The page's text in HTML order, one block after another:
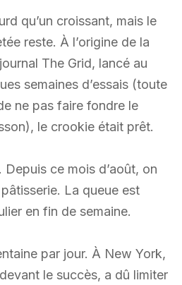
qu’un croissant, mais le
reste. À l’origine de la
The Grid, lancé au
semaines d’essais (toute
ne pas faire fondre le
le crookie était prêt.
ce mois d’août, on
La queue est
en fin de semaine.
par jour. À New York,
le succès, a dû limiter